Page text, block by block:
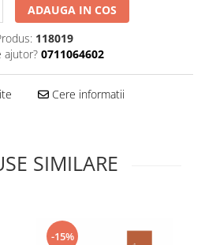
ADAUGA IN COS
118019
ajutor? 0711064602
Cere informatii
SIMILARE
-15%